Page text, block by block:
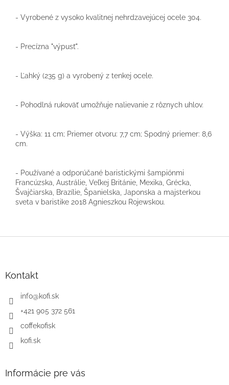
- Vyrobené z vysoko kvalitnej nehrdzavejúcej ocele 304.
- Precízna "výpusť".
- Ľahký (235 g) a vyrobený z tenkej ocele.
- Pohodlná rukoväť umožňuje nalievanie z rôznych uhlov.
- Výška: 11 cm; Priemer otvoru: 7,7 cm; Spodný priemer: 8,6
cm.
- Používané a odporúčané baristickými šampiónmi
Francúzska, Austrálie, Veľkej Británie, Mexika, Grécka,
Švajčiarska, Brazílie, Španielska, Japonska a majsterkou
sveta v baristike 2018 Agnieszkou Rojewskou.
Kontakt
info@kofi.sk
+421 905 372 561
coffekofisk
kofi.sk
Informácie pre vás